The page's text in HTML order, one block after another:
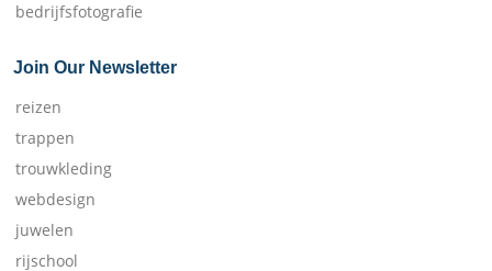
bedrijfsfotografie
Join Our Newsletter
reizen
trappen
trouwkleding
webdesign
juwelen
rijschool